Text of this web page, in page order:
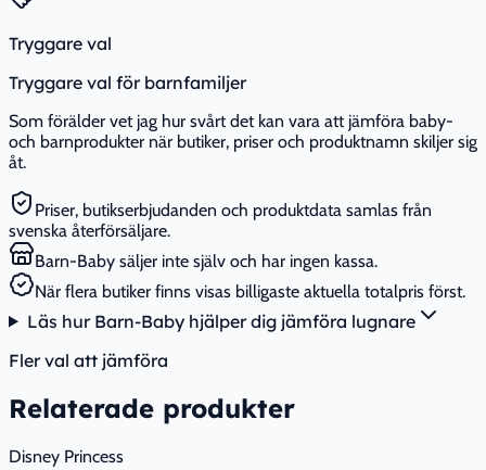
Tryggare val
Tryggare val för barnfamiljer
Som förälder vet jag hur svårt det kan vara att jämföra baby-
och barnprodukter när butiker, priser och produktnamn skiljer sig
åt.
Priser, butikserbjudanden och produktdata samlas från
svenska återförsäljare.
Barn-Baby säljer inte själv och har ingen kassa.
När flera butiker finns visas billigaste aktuella totalpris först.
Läs hur Barn-Baby hjälper dig jämföra lugnare
Fler val att jämföra
Relaterade produkter
Disney Princess